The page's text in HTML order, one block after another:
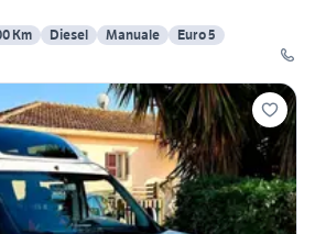
Km Diesel Manuale
Euro 5